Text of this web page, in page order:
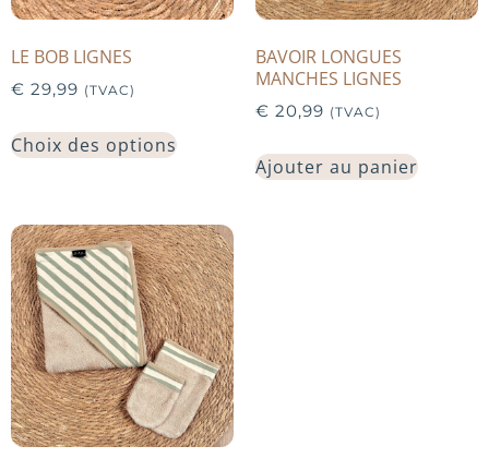
LE BOB LIGNES
€ 29,99 (TVAC)
Choix des options
BAVOIR LONGUES
MANCHES LIGNES
€ 20,99 (TVAC)
Ajouter au panier